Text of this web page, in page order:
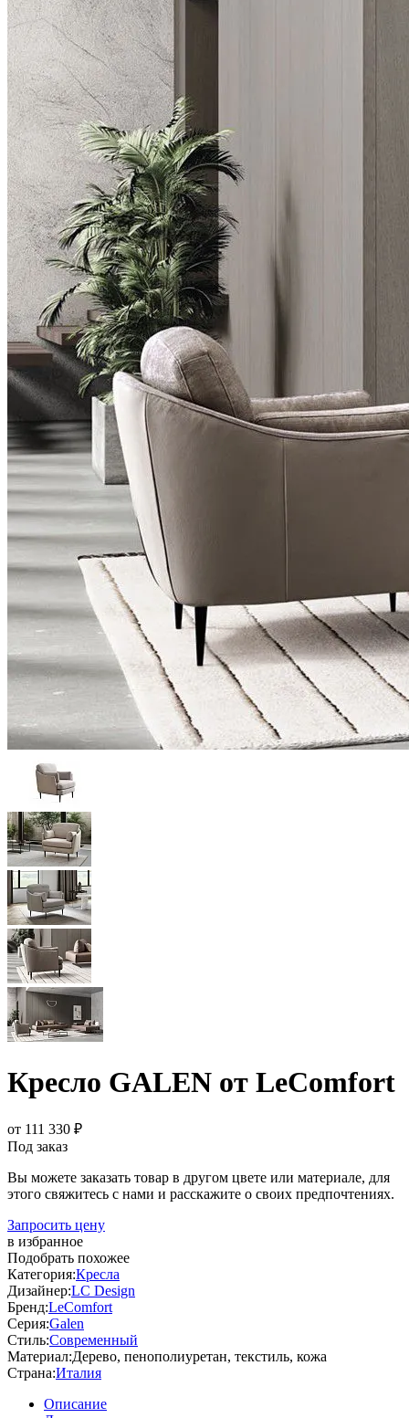
Кресло GALEN от LeComfort
от 111 330 ₽
Под заказ
Вы можете заказать товар в другом цвете или материале, для
этого свяжитесь с нами и расскажите о своих предпочтениях.
Запросить цену
в избранное
Подобрать похожее
Категория:Кресла
Дизайнер:LC Design
Бренд:LeComfort
Серия:Galen
Стиль:Современный
Материал:Дерево, пенополиуретан, текстиль, кожа
Страна:Италия
Описание